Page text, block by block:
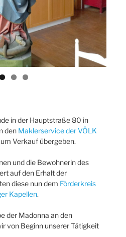
in der Hauptstraße 80 in
den Maklerservice der VÖLK
Verkauf übergeben.
und die Bewohnerin des
auf den Erhalt der
diese nun dem Förderkreis
Kapellen.
der Madonna an den
von Beginn unserer Tätigkeit